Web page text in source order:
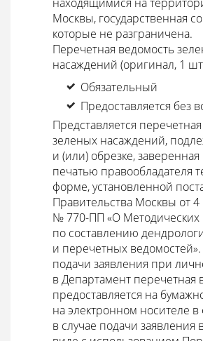
Москвы, государственная
которые не разграничена.
Перечетная ведомость
насаждений (оригинал, 1
Обязательный
Предоставляется без
Представляется
зеленых насаждений,
и (или) обрезке,
печатью правообладателя
форме, установленной
Правительства Москвы от 4
№ 770-ПП «О Методических
по составлению
и перечетных ведомостей».
подачи заявления при
в Департамент перечетная
предоставляется на
на электронном носителе
в случае подачи заявления